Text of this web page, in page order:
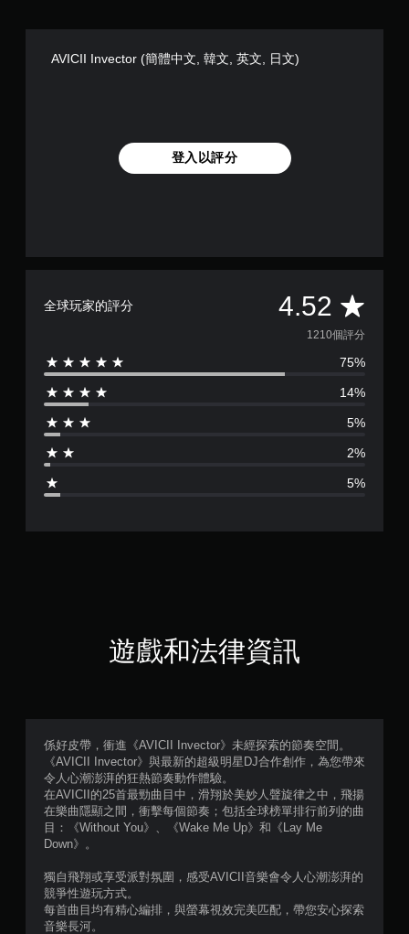
AVICII Invector (簡體中文, 韓文, 英文, 日文)
登入以評分
全球玩家的評分 4.52 平
均
評
分
5
分
5
顆
）
，
1210個評分
75%
14%
5%
2%
5%
遊戲和法律資訊
係好皮帶，衝進《AVICII Invector》未經探索的節奏空間。
《AVICII Invector》與最新的超級明星DJ合作創作，為您帶來
令人心潮澎湃的狂熱節奏動作體驗。
在AVICII的25首最勁曲目中，滑翔於美妙人聲旋律之中，飛揚
在樂曲隱顯之間，衝擊每個節奏；包括全球榜單排行前列的曲
目：《Without You》、《Wake Me Up》和《Lay Me
Down》。
獨自飛翔或享受派對氛圍，感受AVICII音樂會令人心潮澎湃的
競爭性遊玩方式。
每首曲目均有精心編排，與螢幕視效完美匹配，帶您安心探索
音樂長河。